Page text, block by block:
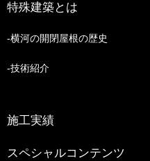
特殊建築とは
横河の開閉屋根の歴史
技術紹介
施工実績
スペシャルコンテンツ